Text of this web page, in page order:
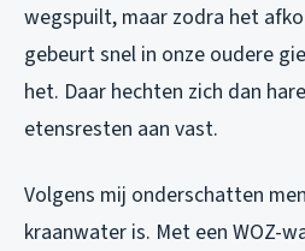
wegspuilt, maar zodra het
gebeurt snel in onze oudere
het. Daar hechten zich dan
etensresten aan vast.
Volgens mij onderschatten
kraanwater is. Met een WOZ-